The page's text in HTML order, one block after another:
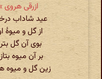
ازرقی هروی
عید شاداب
از گل و میوۀ
بوی آن گل
بر آن میوه
زین گل و میوه